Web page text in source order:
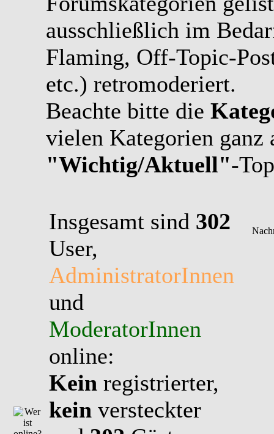
ausschließlich im
Flaming, Off-Topic-
etc.) retromoderiert.
Beachte bitte die
vielen Kategorien ganz
"Wichtig/Aktuell"-
Insgesamt sind 302
User,
AdministratorInnen
und
ModeratorInnen
online:
Kein registrierter,
kein versteckter